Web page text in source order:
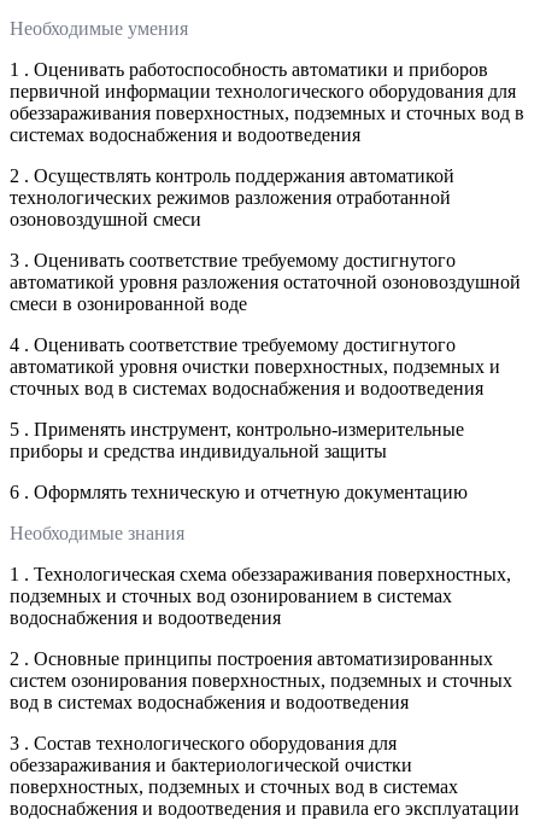
Необходимые умения
1 . Оценивать работоспособность автоматики и приборов
первичной информации технологического оборудования для
обеззараживания поверхностных, подземных и сточных вод в
системах водоснабжения и водоотведения
2 . Осуществлять контроль поддержания автоматикой
технологических режимов разложения отработанной
озоновоздушной смеси
3 . Оценивать соответствие требуемому достигнутого
автоматикой уровня разложения остаточной озоновоздушной
смеси в озонированной воде
4 . Оценивать соответствие требуемому достигнутого
автоматикой уровня очистки поверхностных, подземных и
сточных вод в системах водоснабжения и водоотведения
5 . Применять инструмент, контрольно-измерительные
приборы и средства индивидуальной защиты
6 . Оформлять техническую и отчетную документацию
Необходимые знания
1 . Технологическая схема обеззараживания поверхностных,
подземных и сточных вод озонированием в системах
водоснабжения и водоотведения
2 . Основные принципы построения автоматизированных
систем озонирования поверхностных, подземных и сточных
вод в системах водоснабжения и водоотведения
3 . Состав технологического оборудования для
обеззараживания и бактериологической очистки
поверхностных, подземных и сточных вод в системах
водоснабжения и водоотведения и правила его эксплуатации